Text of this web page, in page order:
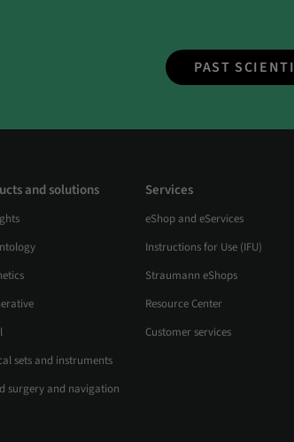
PAST
and solutions
sets and instruments
surgery and navigation
Services
eShop and eServices
Instructions for Use (IFU)
Straumann eShops
Resource Center
Customer services